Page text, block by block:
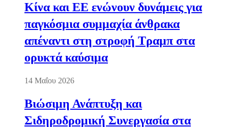
Κίνα και ΕΕ ενώνουν δυνάμεις για
παγκόσμια συμμαχία άνθρακα
απέναντι στη στροφή Τραμπ στα
ορυκτά καύσιμα
14 Μαΐου 2026
Βιώσιμη Ανάπτυξη και
Σιδηροδρομική Συνεργασία στα